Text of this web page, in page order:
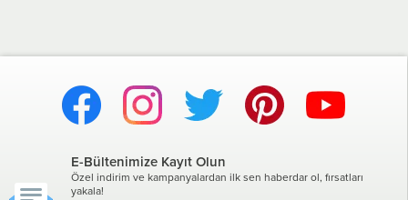
E-Bültenimize Kayıt Olun
Özel indirim ve kampanyalardan ilk sen haberdar ol, fırsatları
yakala!